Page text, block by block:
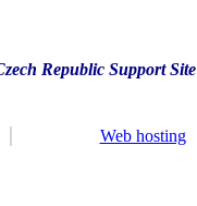
Republic Support Site
Web hosting